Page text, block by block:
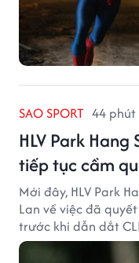
SAO SPORT 44
HLV Park
tiếp tục cầm
Mới đây, HLV Park
Lan về việc đã
trước khi dẫn dắt